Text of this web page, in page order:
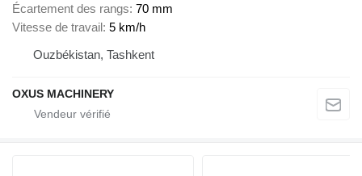
Écartement des rangs 70 mm
Vitesse de travail 5 km/h
Ouzbékistan, Tashkent
OXUS MACHINERY